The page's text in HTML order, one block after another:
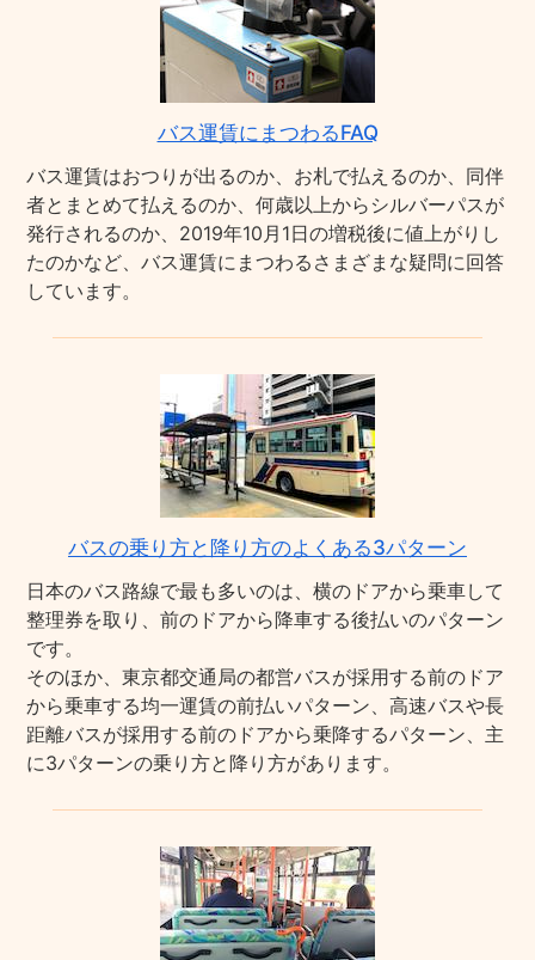
バス運賃にまつわるFAQ
バス運賃はおつりが出るのか、お札で払えるのか、同伴
者とまとめて払えるのか、何歳以上からシルバーパスが
発行されるのか、2019年10月1日の増税後に値上がりし
たのかなど、バス運賃にまつわるさまざまな疑問に回答
しています。
バスの乗り方と降り方のよくある3パターン
日本のバス路線で最も多いのは、横のドアから乗車して
整理券を取り、前のドアから降車する後払いのパターン
です。
そのほか、東京都交通局の都営バスが採用する前のドア
から乗車する均一運賃の前払いパターン、高速バスや長
距離バスが採用する前のドアから乗降するパターン、主
に3パターンの乗り方と降り方があります。